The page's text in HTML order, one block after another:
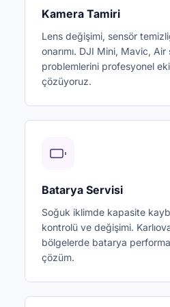
Kamera Tamiri
Lens değişimi, sensör
onarımı. DJI Mini, Mavic,
problemlerini profesyonel
çözüyoruz.
Batarya Servisi
Soğuk iklimde kapasite
kontrolü ve değişimi.
bölgelerde batarya
çözüm.